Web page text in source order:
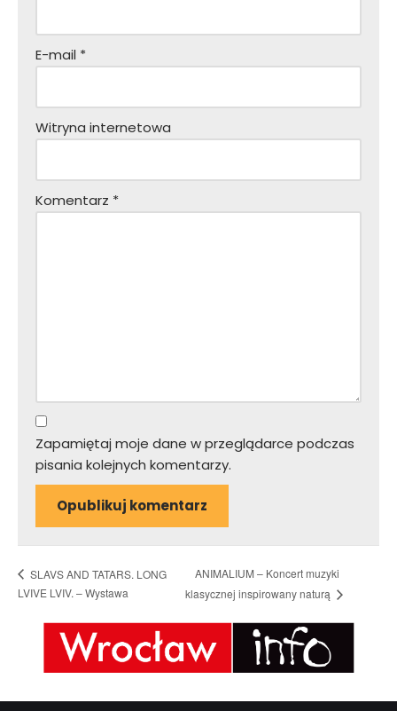
E-mail *
Witryna internetowa
Komentarz *
Zapamiętaj moje dane w przeglądarce podczas
pisania kolejnych komentarzy.
SLAVS AND TATARS. LONG
LVIVE LVIV. – Wystawa
ANIMALIUM – Koncert muzyki
klasycznej inspirowany naturą